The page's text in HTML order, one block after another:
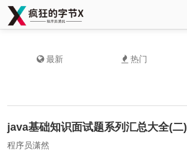
最新 热门
java基础知识面试题系列汇总大全(二)
程序员潇然